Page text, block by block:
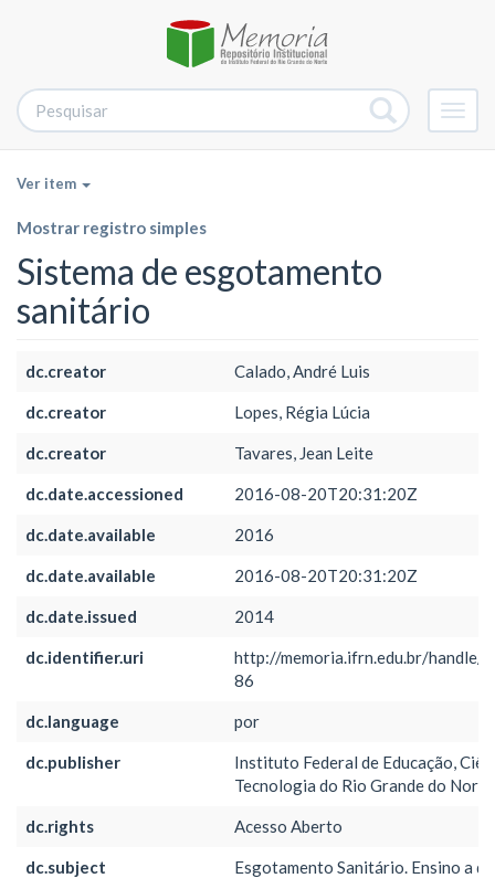
Ver item
Mostrar registro simples
Sistema de esgotamento
sanitário
dc.creator Calado, André Luis
dc.creator Lopes, Régia Lúcia
dc.creator Tavares, Jean Leite
dc.date.accessioned 2016-08-20T20:31:20Z
dc.date.available 2016
dc.date.available 2016-08-20T20:31:20Z
dc.date.issued 2014
dc.identifier.uri
http://memoria.ifrn.edu.br/handle/
86
dc.language por
dc.publisher
Instituto Federal de Educação,
Tecnologia do Rio Grande do Norte
dc.rights Acesso Aberto
dc.subject
Esgotamento Sanitário. Ensino a